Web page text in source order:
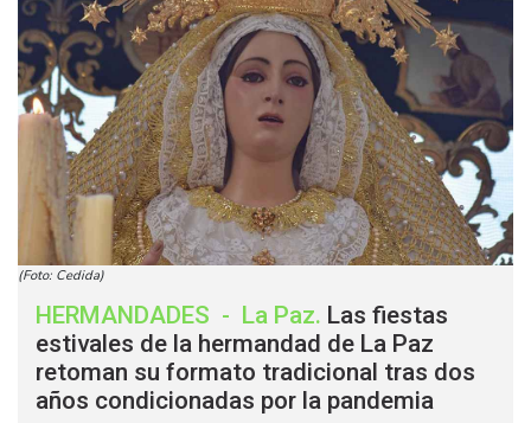
(Foto: Cedida)
HERMANDADES - La Paz. Las fiestas
estivales de la hermandad de La Paz
retoman su formato tradicional tras dos
años condicionadas por la pandemia